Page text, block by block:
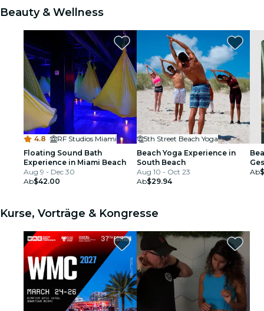
Beauty & Wellness
4.8 ·
RF Studios Miami
Floating Sound Bath
Experience in Miami Beach
Aug 9 - Dec 30
Ab$42.00
5th Street Beach Yoga
Beach Yoga Experience in
South Beach
Aug 10 - Oct 23
Ab$29.94
Ab
Kurse, Vorträge & Kongresse